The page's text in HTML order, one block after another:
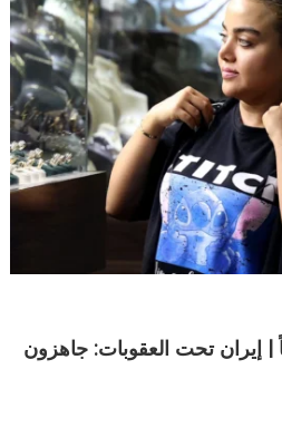
| إيران تحت العقوبات: جاهزون